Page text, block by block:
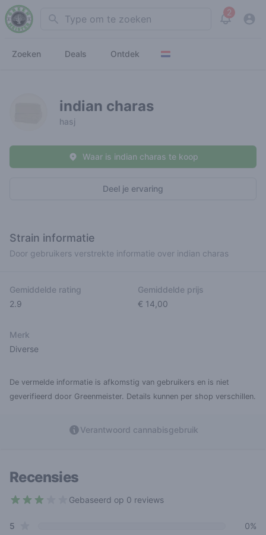
Search 2
View
Zoeken Deals Ontdek
indian charas
hasj
Deel je ervaring
Waar is indian charas te koop
Strain informatie
Door gebruikers verstrekte informatie over indian charas
Gemiddelde rating
2.9
Gemiddelde prijs
€ 14,00
Merk
Diverse
De vermelde informatie is afkomstig van gebruikers en is niet
geverifieerd door Greenmeister. Details kunnen per shop verschillen.
Verantwoord cannabisgebruik
Recensies
Gebaseerd op 0 reviews
Review data
5
0%